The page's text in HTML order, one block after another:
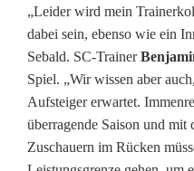
h
-
S
C
E
„Leider wird mein
dabei sein, ebenso wie ein
Sebald. SC-Trainer
Spiel. „Wir wissen aber
Aufsteiger erwartet.
überragende Saison und mit
Zuschauern im Rücken